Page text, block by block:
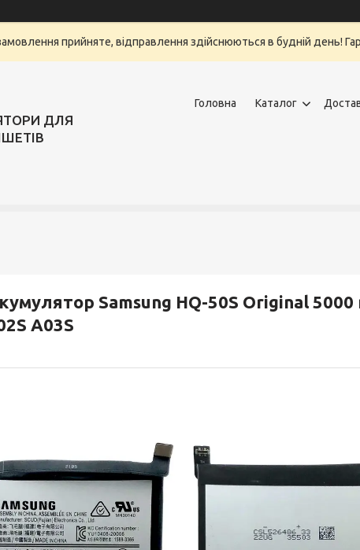
прийняте, відправлення здійснюються в будній день!
ДЛЯ
Головна Каталог
Samsung HQ-50S Original 5000
A03S